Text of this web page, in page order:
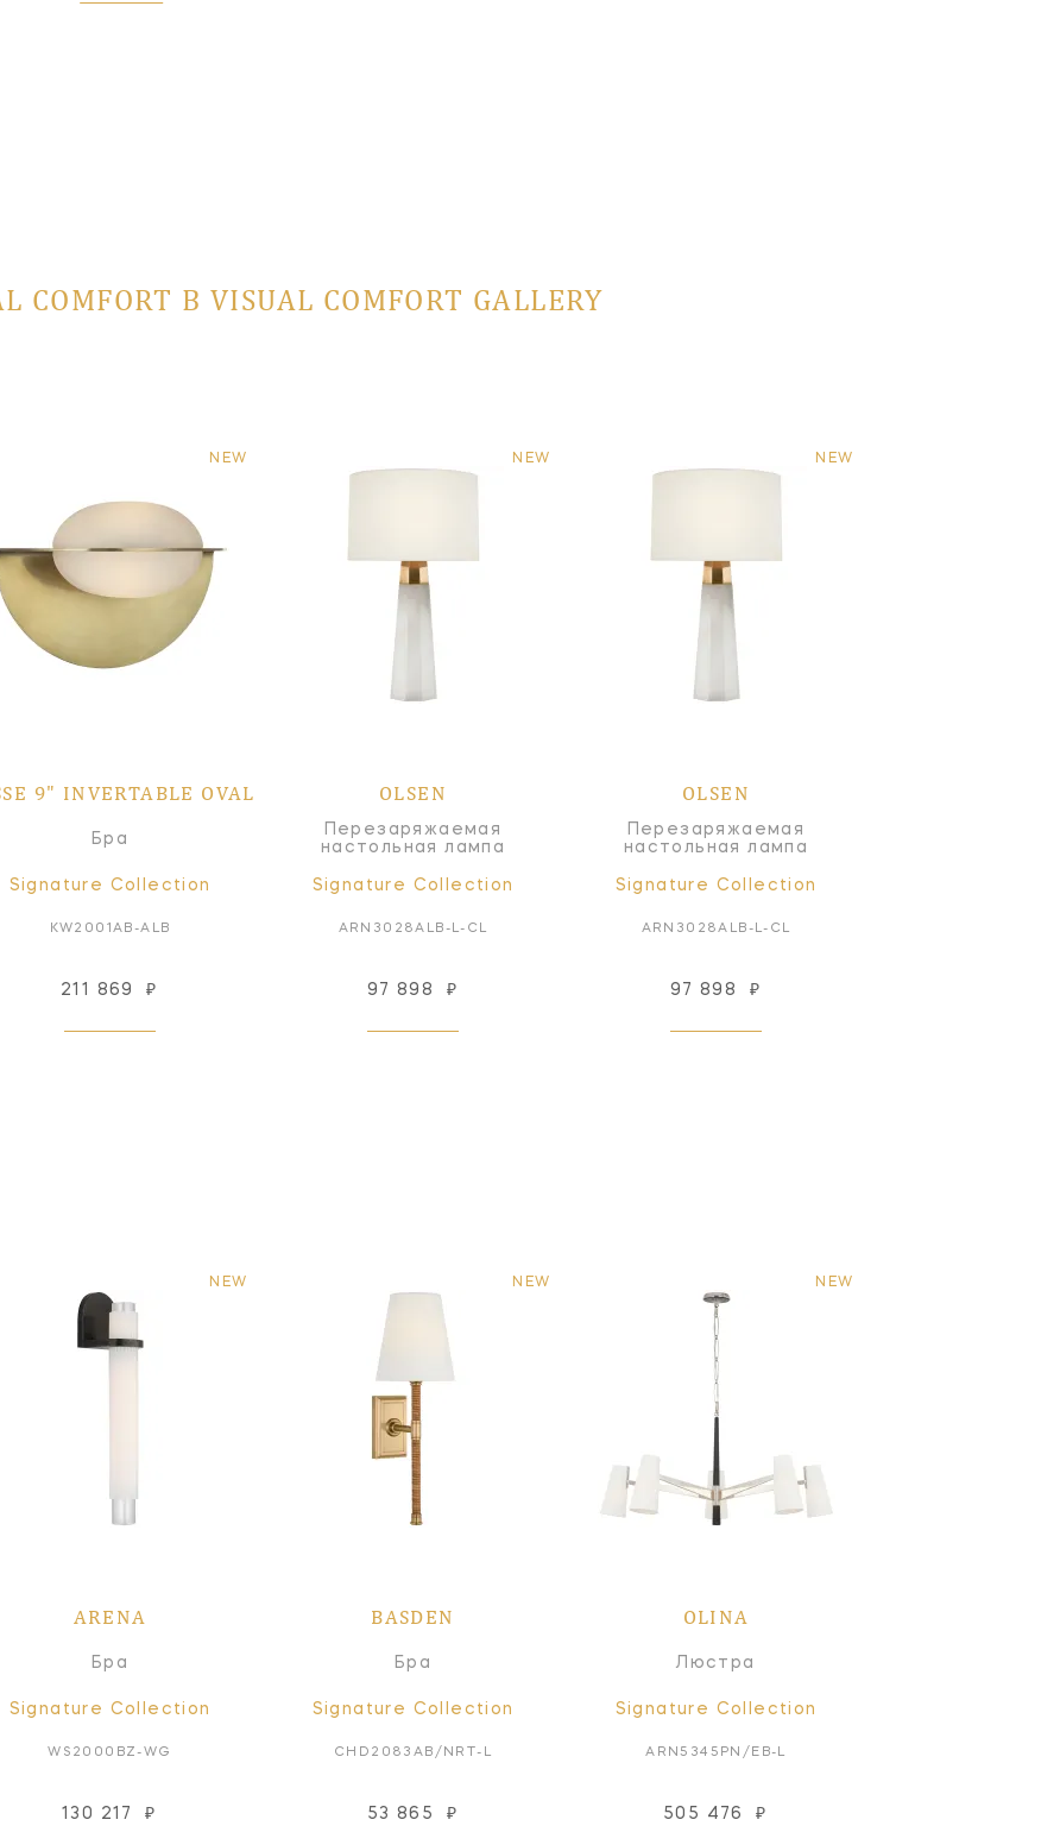
COMFORT В VISUAL COMFORT GALLERY
NEW
9" INVERTABLE OVAL
Бра
Signature Collection
KW2001AB-ALB
211 869 ₽
NEW
OLSEN
Перезаряжаемая
настольная лампа
Signature Collection
ARN3028ALB-L-CL
97 898 ₽
NEW
OLSEN
Перезаряжаемая
настольная лампа
Signature Collection
ARN3028ALB-L-CL
97 898 ₽
NEW
ARENA
Бра
Signature Collection
WS2000BZ-WG
130 217 ₽
NEW
BASDEN
Бра
Signature Collection
CHD2083AB/NRT-L
53 865 ₽
NEW
OLINA
Люстра
Signature Collection
ARN5345PN/EB-L
505 476 ₽